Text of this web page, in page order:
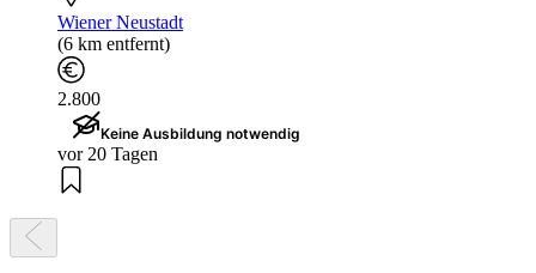
Wiener Neustadt
(6 km entfernt)
2.800
Keine Ausbildung notwendig
vor 20 Tagen